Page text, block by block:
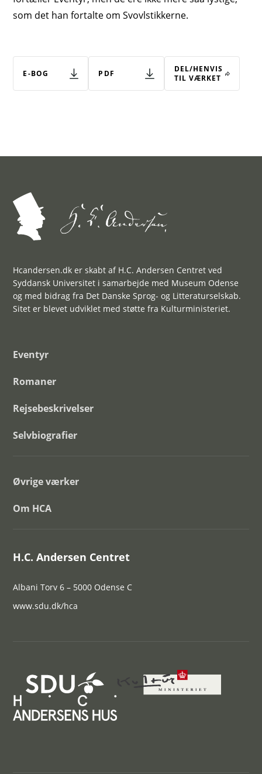
som det han fortalte om Svovlstikkerne.
E-BOG PDF
DEL/HENVIS
TIL VÆRKET
Hcandersen.dk er skabt af H.C. Andersen Centret ved
Syddansk Universitet i samarbejde med Museum Odense
og med bidrag fra Det Danske Sprog- og Litteraturselskab.
Sitet er blevet udviklet med støtte fra Kulturministeriet.
Eventyr
Romaner
Rejsebeskrivelser
Selvbiografier
Øvrige værker
Om HCA
H.C. Andersen Centret
Albani Torv 6 – 5000 Odense C
www.sdu.dk/hca